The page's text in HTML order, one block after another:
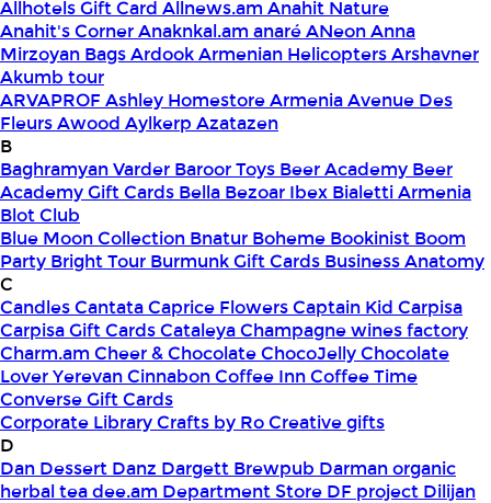
Allhotels Gift Card Allnews.am Anahit Nature
Anahit's CornerAnaknkal.am anaréANeonAnna
Mirzoyan BagsArdookArmenian HelicoptersArshavner
Akumb tour
ARVAPROF Ashley Homestore ArmeniaAvenue Des
FleursAwood Aylkerp Azatazen
B
Baghramyan Varder Baroor Toys Beer Academy Beer
Academy Gift Cards Bella Bezoar Ibex Bialetti Armenia
Blot Club
Blue Moon Collection Bnatur Boheme Bookinist Boom
Party Bright Tour Burmunk Gift Cards Business Anatomy
C
CandlesCantataCaprice FlowersCaptain Kid Carpisa
Carpisa Gift CardsCataleyaChampagne wines factory
Charm.am Cheer & ChocolateChocoJellyChocolate
Lover YerevanCinnabonCoffee InnCoffee Time
Converse Gift Cards
Corporate LibraryCrafts by RoCreative gifts
D
Dan Dessert Danz Dargett Brewpub Darman organic
herbal teadee.am Department Store DF project Dilijan